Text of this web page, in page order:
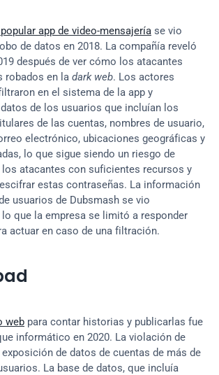
app de video-mensajería se vio
de datos en 2018. La compañía reveló
después de ver cómo los atacantes
robados en la dark web. Los actores
en el sistema de la app y
de los usuarios que incluían los
de las cuentas, nombres de usuario,
electrónico, ubicaciones geográficas y
lo que sigue siendo un riesgo de
los atacantes con suficientes recursos y
estas contraseñas. La información
usuarios de Dubsmash se vio
que la empresa se limitó a responder
actuar en caso de una filtración.
web para contar historias y publicarlas fue
informático en 2020. La violación de
de datos de cuentas de más de
La base de datos, que incluía